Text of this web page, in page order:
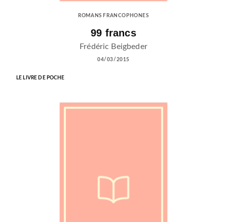
ROMANS FRANCOPHONES
99 francs
Frédéric Beigbeder
04/03/2015
LE LIVRE DE POCHE